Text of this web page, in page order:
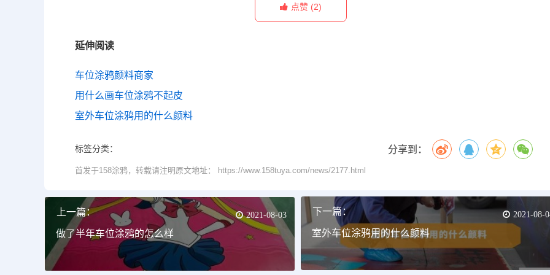
点赞(2)
延伸阅读
车位涂鸦颜料商家
用什么画车位涂鸦不起皮
室外车位涂鸦用的什么颜料
标签分类： 分享到：
首发于158涂鸦，转载请注明原文地址： https://www.158tuya.com/news/2177.html
上一篇： 2021-08-03
做了半年车位涂鸦的怎么样
下一篇： 2021-08-
室外车位涂鸦用的什么颜料